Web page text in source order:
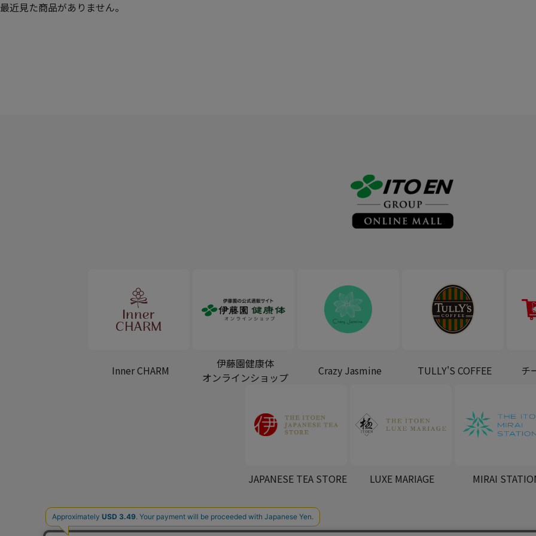
最近見た商品がありません。
Inner CHARM
伊藤園健康体
オンラインショップ
Crazy Jasmine TULLY'S COFFEE チ
JAPANESE TEA STORE LUXE MARIAGE MIRAI